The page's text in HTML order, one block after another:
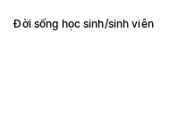
Đời sống học sinh/sinh viên